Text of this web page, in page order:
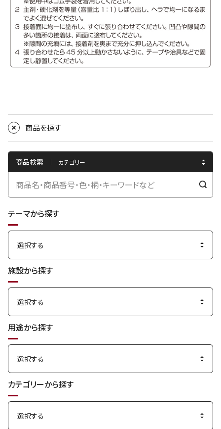
商品を探す
商品検索
検
テーマから探す
施設から探す
用途から探す
カテゴリーから探す